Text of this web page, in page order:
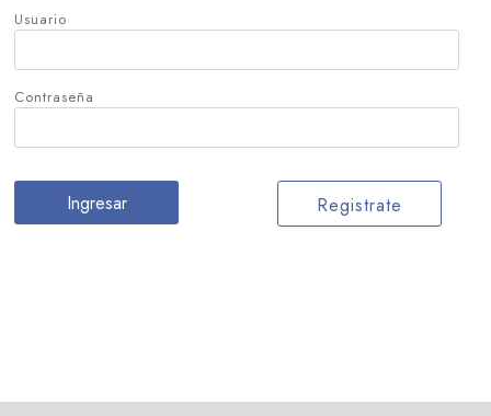
Usuario
Contraseña
Registrate